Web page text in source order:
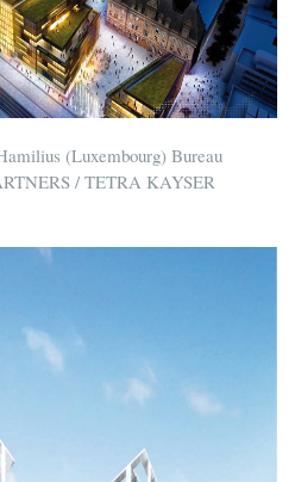
(Luxembourg) Bureau
/ TETRA KAYSER